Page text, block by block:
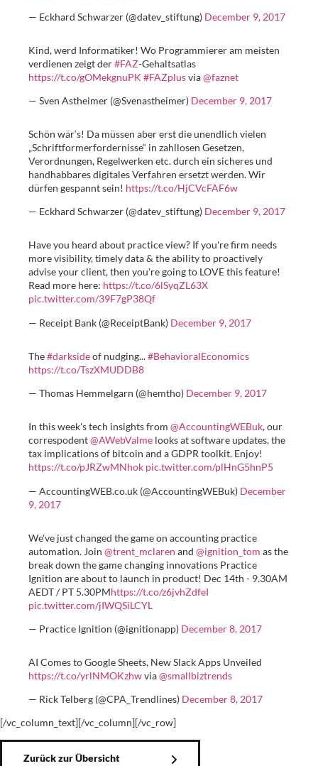
— Eckhard Schwarzer (@datev_stiftung) December 9, 2017
Kind, werd Informatiker! Wo Programmierer am meisten
verdienen zeigt der#FAZ-Gehaltsatlas
https://t.co/gOMekgnuPK #FAZplusvia@faznet
— Sven Astheimer (@Svenastheimer) December 9, 2017
Schön wär‘s! Da müssen aber erst die unendlich vielen
„Schriftformerfordernisse“ in zahllosen Gesetzen,
Verordnungen, Regelwerken etc. durch ein sicheres und
handhabbares digitales Verfahren ersetzt werden. Wir
dürfen gespannt sein! https://t.co/HjCVcFAF6w
— Eckhard Schwarzer (@datev_stiftung) December 9, 2017
Have you heard about practice view? If you're firm needs
more visibility, timely data & the ability to proactively
advise your client, then you're going to LOVE this feature!
Read more here: https://t.co/6lSyqZL63X
pic.twitter.com/39F7gP38Qf
— Receipt Bank (@ReceiptBank) December 9, 2017
The#darksideof nudging...#BehavioralEconomics
https://t.co/TszXMUDDB8
— Thomas Hemmelgarn (@hemtho) December 9, 2017
In this week's tech insights from @AccountingWEBuk, our
correspodent@AWebValme looks at software updates, the
tax implications of bitcoin and a GDPR toolkit. Enjoy!
https://t.co/pJRZwMNhok pic.twitter.com/plHnG5hnP5
— AccountingWEB.co.uk (@AccountingWEBuk) December
9, 2017
We've just changed the game on accounting practice
automation. Join @trent_mclaren and @ignition_tom as the
break down the game changing innovations Practice
Ignition are about to launch in product! Dec 14th - 9.30AM
AEDT / PT 5.30PMhttps://t.co/z6jvhZdfeI
pic.twitter.com/jIWQSiLCYL
— Practice Ignition (@ignitionapp) December 8, 2017
AI Comes to Google Sheets, New Slack Apps Unveiled
https://t.co/yrlNMOKzhwvia@smallbiztrends
— Rick Telberg (@CPA_Trendlines) December 8, 2017
[/vc_column_text][/vc_column][/vc_row]
Zurück zur Übersicht